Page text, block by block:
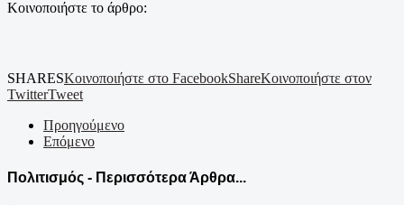
Κοινοποιήστε το άρθρο:
SHARESΚοινοποιήστε στο FacebookShareΚοινοποιήστε στον
TwitterTweet
Προηγούμενο
Επόμενο
Πολιτισμός - Περισσότερα Άρθρα...